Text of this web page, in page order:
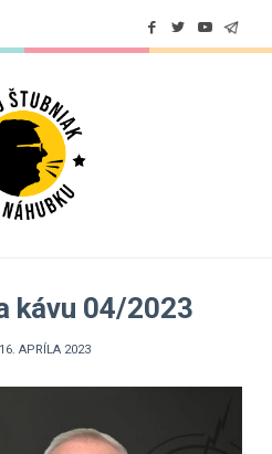
kávu 04/2023
16. APRÍLA 2023